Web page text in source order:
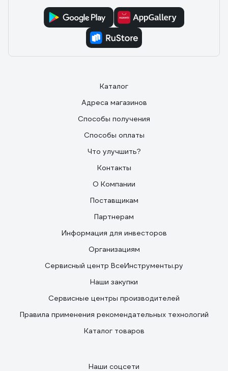
Каталог
Адреса магазинов
Способы получения
Способы оплаты
Что улучшить?
Контакты
О Компании
Поставщикам
Партнерам
Информация для инвесторов
Организациям
Сервисный центр ВсеИнструменты.ру
Наши закупки
Сервисные центры производителей
Правила применения рекомендательных технологий
Каталог товаров
Наши соцсети